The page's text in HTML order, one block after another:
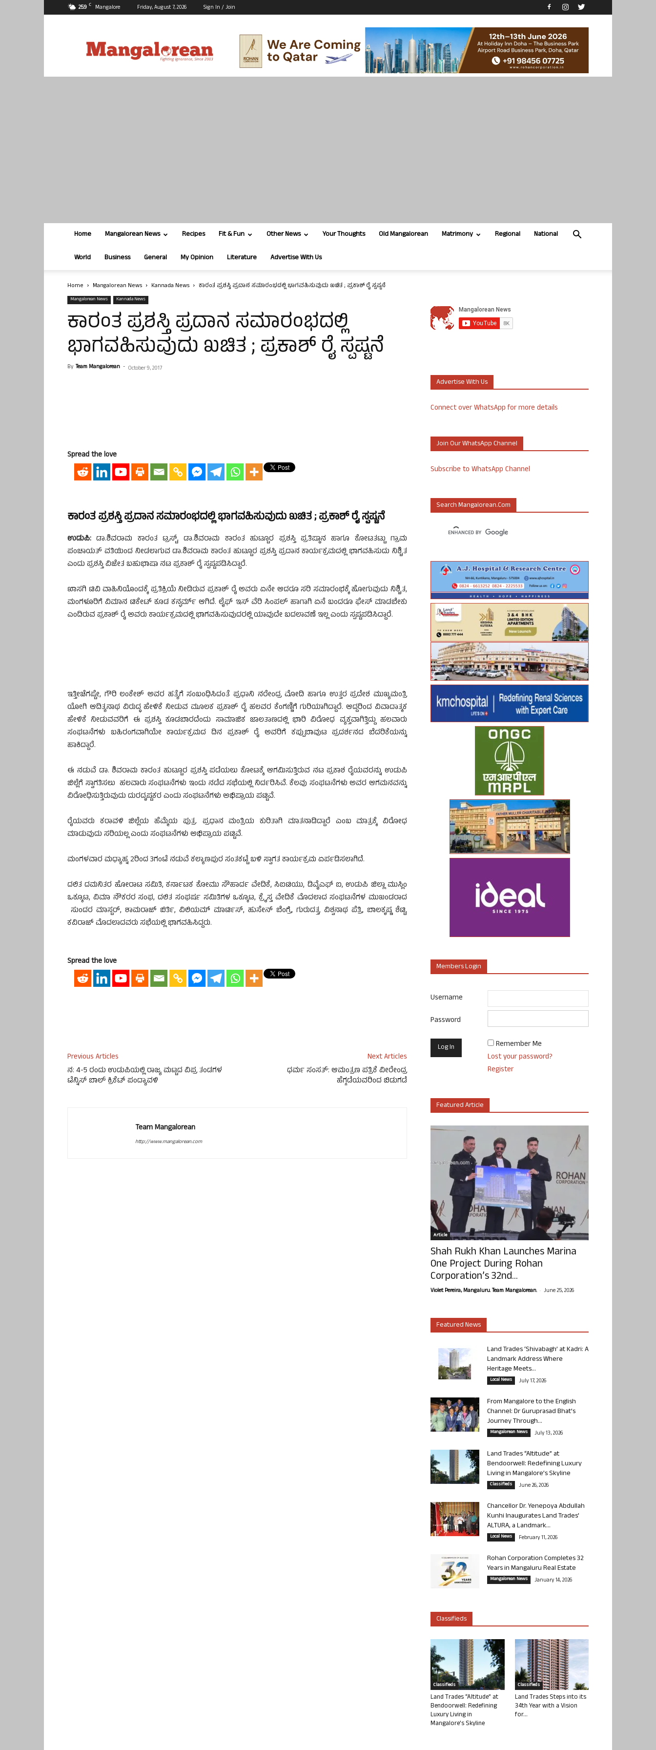
25.9 C Mangalore Friday, August 7, 2026 Sign In / Join
Home Mangalorean News Recipes Fit & Fun Other News Your Thoughts Old Mangalorean Matrimony Regional National
World Business General My Opinion Literature Advertise With Us
Home Mangalorean News Kannada News ಕಾರಂತ ಪ್ರಶಸ್ತಿ ಪ್ರದಾನ ಸಮಾರಂಭದಲ್ಲಿ ಭಾಗವಹಿಸುವುದು ಖಚಿತ ; ಪ್ರಕಾಶ್ ರೈ ಸ್ಪಷ್ಟನೆ
Mangalorean News Kannada News
ಕಾರಂತ ಪ್ರಶಸ್ತಿ ಪ್ರದಾನ ಸಮಾರಂಭದಲ್ಲಿ
ಭಾಗವಹಿಸುವುದು ಖಚಿತ ; ಪ್ರಕಾಶ್ ರೈ ಸ್ಪಷ್ಟನೆ
By Team Mangalorean - October 9, 2017
Spread the love
ಕಾರಂತ ಪ್ರಶಸ್ತಿ ಪ್ರದಾನ ಸಮಾರಂಭದಲ್ಲಿ ಭಾಗವಹಿಸುವುದು ಖಚಿತ ; ಪ್ರಕಾಶ್ ರೈ ಸ್ಪಷ್ಟನೆ
ಉಡುಪಿ: ಡಾ.ಶಿವರಾಮ ಕಾರಂತ ಟ್ರಸ್ಟ್, ಡಾ.ಶಿವರಾಮ ಕಾರಂತ ಹುಟ್ಟೂರ ಪ್ರಶಸ್ತಿ ಪ್ರತಿಷ್ಠಾನ ಹಾಗೂ ಕೋಟತಟ್ಟು ಗ್ರಾಮ
ಪಂಚಾಯತ್ ವತಿಯಿಂದ ನೀಡಲಾಗುವ ಡಾ.ಶಿವರಾಮ ಕಾರಂತ ಹುಟ್ಟೂರ ಪ್ರಶಸ್ತಿ ಪ್ರದಾನ ಕಾರ್ಯಕ್ರಮದಲ್ಲಿ ಭಾಗವಹಿಸುದು ನಿಶ್ಚಿತ
ಎಂದು ಪ್ರಶಸ್ತಿ ವಿಜೇತ ಬಹುಭಾಷಾ ನಟ ಪ್ರಕಾಶ್ ರೈ ಸ್ಪಷ್ಟಪಡಿಸಿದ್ದಾರೆ.
ಖಾಸಗಿ ಟಿವಿ ವಾಹಿನಿಯೊಂದಕ್ಕೆ ಪ್ರತಿಕ್ರಿಯೆ ನೀಡಿರುವ ಪ್ರಕಾಶ್ ರೈ ಅವರು ಏನೇ ಆದರೂ ಸರಿ ಸಮಾರಂಭಕ್ಕೆ ಹೋಗುವುದು ನಿಶ್ಚಿತ,
ಮಂಗಳೂರಿಗೆ ವಿಮಾನ ಟಿಕೇಟ್ ಕೂಡ ಕನ್ಫರ್ಮ್ ಆಗಿದೆ. ಲೈಫ್ ಇಸ್ ವೆರಿ ಸಿಂಪಲ್ ಹಾಗಾಗಿ ಏನೆ ಬಂದರೂ ಫೇಸ್ ಮಾಡಬೇಕು
ಎಂದಿರುವ ಪ್ರಕಾಶ್ ರೈ ಅವರು ಕಾರ್ಯಕ್ರಮದಲ್ಲಿ ಭಾಗವಹಿಸುವುದರಲ್ಲಿ ಯಾವುದೇ ಬದಲಾವಣೆ ಇಲ್ಲ ಎಂದು ಸ್ಪಷ್ಟಪಡಿಸಿದ್ದಾರೆ.
ಇತ್ತೀಚೆಗಷ್ಟೇ, ಗೌರಿ ಲಂಕೇಶ್ ಅವರ ಹತ್ಯೆಗೆ ಸಂಬಂಧಿಸಿದಂತೆ ಪ್ರಧಾನಿ ನರೇಂದ್ರ ಮೋದಿ ಹಾಗೂ ಉತ್ತರ ಪ್ರದೇಶ ಮುಖ್ಯಮಂತ್ರಿ
ಯೋಗಿ ಆದಿತ್ಯನಾಥ ವಿರುದ್ಧ ಹೇಳಿಕೆ ನೀಡುವ ಮೂಲಕ ಪ್ರಕಾಶ್ ರೈ ಹಲವರ ಕೆಂಗಣ್ಣಿಗೆ ಗುರಿಯಾಗಿದ್ದಾರೆ. ಆದ್ದರಿಂದ ವಿವಾದಾತ್ಮಕ
ಹೇಳಿಕೆ ನೀಡುವವರಿಗೆ ಈ ಪ್ರಶಸ್ತಿ ಕೂಡಬಾರದೆಂದು ಸಾಮಾಜಿಕ ಜಾಲತಾಣದಲ್ಲಿ ಭಾರಿ ವಿರೋಧ ವ್ಯಕ್ತವಾಗಿತ್ತಿದ್ದು ಹಲವಾರು
ಸಂಘಟನೆಗಳು ಬಹಿರಂಗವಾಗಿಯೇ ಕಾರ್ಯಕ್ರಮದ ದಿನ ಪ್ರಕಾಶ್ ರೈ ಅವರಿಗೆ ಕಪ್ಪುಬಾವುಟ ಪ್ರದರ್ಶನದ ಬೆದರಿಕೆಯನ್ನು
ಹಾಕಿದ್ದಾರೆ.
ಈ ನಡುವೆ ಡಾ. ಶಿವರಾಮ ಕಾರಂತ ಹುಟ್ಟೂರ ಪ್ರಶಸ್ತಿ ಪಡೆಯಲು ಕೋಟಕ್ಕೆ ಆಗಮಿಸುತ್ತಿರುವ ನಟ ಪ್ರಕಾಶ ರೈಯವರನ್ನು ಉಡುಪಿ
ಜಿಲ್ಲೆಗೆ ಸ್ವಾಗತಿಸಲು ಹಲವಾರು ಸಂಘಟನೆಗಳು ಇಂದು ನಡೆದ ಸಭೆಯಲ್ಲಿ ನಿರ್ದರಿಸಿವೆ. ಕೆಲವು ಸಂಘಟನೆಗಳು ಅವರ ಆಗಮನವನ್ನು
ವಿರೋಧಿಸುತ್ತಿರುವುದು ದುರದೃಷ್ಟಕರ ಎಂದು ಸಂಘಟನೆಗಳು ಅಭಿಪ್ರಾಯ ಪಟ್ಟಿವೆ.
ರೈಯವರು ಕರಾವಳಿ ಜಿಲ್ಲೆಯ ಹೆಮ್ಮೆಯ ಪುತ್ರ. ಪ್ರಧಾನ ಮಂತ್ರಿಯ ಕುರಿತಾಗಿ ಮಾತನಾಡಿದ್ದಾರೆ ಎಂಬ ಮಾತ್ರಕ್ಕೆ ವಿರೋಧ
ಮಾಡುವುದು ಸರಿಯಲ್ಲ ಎಂದು ಸಂಘಟನೆಗಳು ಅಭಿಪ್ರಾಯ ಪಟ್ಟಿವೆ.
ಮಂಗಳವಾರ ಮಧ್ಯಾಹ್ನ 2ರಿಂದ 3ಗಂಟೆ ನಡುವೆ ಕಲ್ಯಾಣಪುರ ಸಂತಕಟ್ಟೆ ಬಳಿ ಸ್ವಾಗತ ಕಾರ್ಯಕ್ರಮ ಏರ್ಪಡಿಸಲಾಗಿದೆ.
ದಲಿತ ದಮನಿತರ ಹೋರಾಟ ಸಮಿತಿ, ಕರ್ನಾಟಕ ಕೋಮು ಸೌಹಾರ್ದ ವೇದಿಕೆ, ಸಿಐಟಿಯು, ಡಿವೈಎಫ್ ಐ, ಉಡುಪಿ ಜಿಲ್ಲಾ ಮುಸ್ಲಿಂ
ಒಕ್ಕೂಟ, ವಿಮಾ ನೌಕರರ ಸಂಘ, ದಲಿತ ಸಂಘರ್ಷ ಸಮಿತಿಗಳ ಒಕ್ಕೂಟ, ಕ್ರೈಸ್ತ ವೇದಿಕೆ ಮೊದಲಾದ ಸಂಘಟನೆಗಳ ಮುಖಂಡರಾದ
ಸುಂದರ ಮಾಸ್ಟರ್, ಶಾಮರಾಜ್ ಬಿರ್ತಿ, ವಿಲಿಯಮ್ ಮಾರ್ಟಿಸ್, ಹುಸೇನ್ ಬೆಂಗ್ರೆ, ಗುರುದತ್ತ, ವಿಶ್ವನಾಥ ಪೆತ್ರಿ, ಬಾಲಕೃಷ್ಣ ಶೆಟ್ಟಿ,
ಕವಿರಾಜ್ ಮೊದಲಾದವರು ಸಭೆಯಲ್ಲಿ ಭಾಗವಹಿಸಿದ್ದರು.
Spread the love
Previous Articles
ನ: 4-5 ರಂದು ಉಡುಪಿಯಲ್ಲಿ ರಾಜ್ಯ ಮಟ್ಟದ ವಿಪ್ರ ತಂಡಗಳ
ಟೆನ್ನಿಸ್ ಬಾಲ್ ಕ್ರಿಕೆಟ್ ಪಂದ್ಯಾವಳಿ
Next Articles
ಧರ್ಮ ಸಂಸತ್: ಆಮಂತ್ರಣ ಪತ್ರಿಕೆ ವೀರೇಂದ್ರ
ಹೆಗ್ಗಡೆಯವರಿಂದ ಬಿಡುಗಡೆ
Team Mangalorean
http://www.mangalorean.com
Advertise With Us
Connect over WhatsApp for more details
Join Our WhatsApp Channel
Subscribe to WhatsApp Channel
Search Mangalorean.com
Members Login
Username
Password
Remember Me
Lost your password?
Register
Featured Article
Article
Shah Rukh Khan Launches Marina
One Project During Rohan
Corporation’s 32nd...
Violet Pereira, Mangaluru. Team Mangalorean. - June 25, 2026
Featured News
Land Trades ‘Shivabagh’ at Kadri: A
Landmark Address Where
Heritage Meets...
Local News July 17, 2026
From Mangalore to the English
Channel: Dr Guruprasad Bhat’s
Journey Through...
Mangalorean News July 13, 2026
Land Trades “Altitude” at
Bendoorwell: Redefining Luxury
Living in Mangalore’s Skyline
Classifieds June 26, 2026
Chancellor Dr. Yenepoya Abdullah
Kunhi Inaugurates Land Trades’
ALTURA, a Landmark...
Local News February 11, 2026
Rohan Corporation Completes 32
Years in Mangaluru Real Estate
Mangalorean News January 14, 2026
Classifieds
Classifieds
Land Trades “Altitude” at
Bendoorwell: Redefining
Luxury Living in
Mangalore’s Skyline
Classifieds
Land Trades Steps into its
34th Year with a Vision
for...